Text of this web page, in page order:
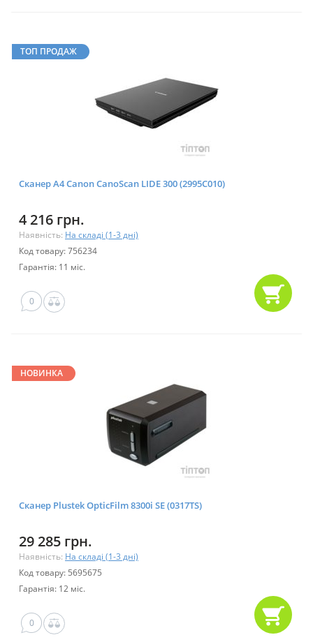
ТОП ПРОДАЖ
Сканер А4 Canon CanoScan LIDE 300 (2995C010)
4 216 грн.
Наявність: На складі (1-3 дні)
Код товару: 756234
Гарантія: 11 міс.
0
НОВИНКА
Сканер Plustek OpticFilm 8300i SE (0317TS)
29 285 грн.
Наявність: На складі (1-3 дні)
Код товару: 5695675
Гарантія: 12 міс.
0